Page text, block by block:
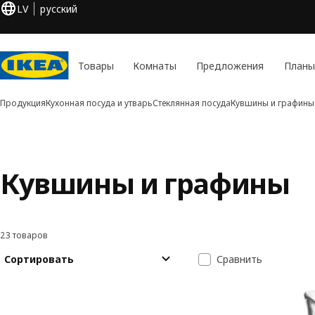
LV русский
Товары Комнаты Предложения
ПродукцияКухонная посуда и утварьСтеклянная посудаКувшины и графины
Кувшины и графины
Фильтровать и сортировать
23 товаров
Сортировать Список
Сравнить